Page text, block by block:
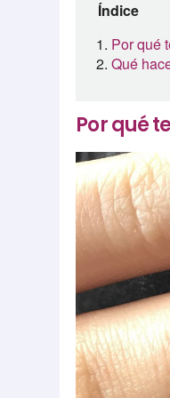
Índice
Por qué
Qué
Por qué